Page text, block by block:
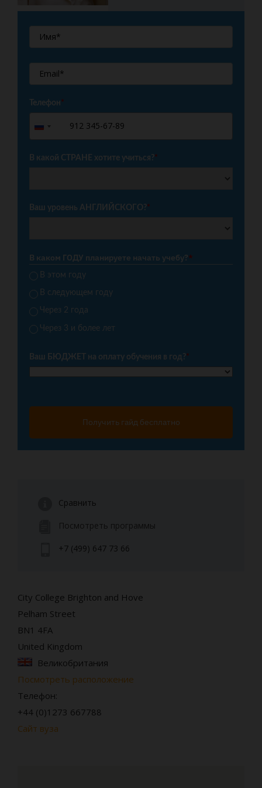
Телефон*
Russia
+7
В какой СТРАНЕ хотите учиться?*
Ваш уровень АНГЛИЙСКОГО?*
В каком ГОДУ планируете начать учебу?*
В этом году
В следующем году
Через 2 года
Через 3 и более лет
Ваш БЮДЖЕТ на оплату обучения в год?*
Получить гайд бесплатно
Сравнить
Посмотреть программы
+7 (499) 647 73 66
City College Brighton and Hove
Pelham Street
BN1 4FA
United Kingdom
Великобритания
Посмотреть расположение
Телефон:
+44 (0)1273 667788
Сайт вуза